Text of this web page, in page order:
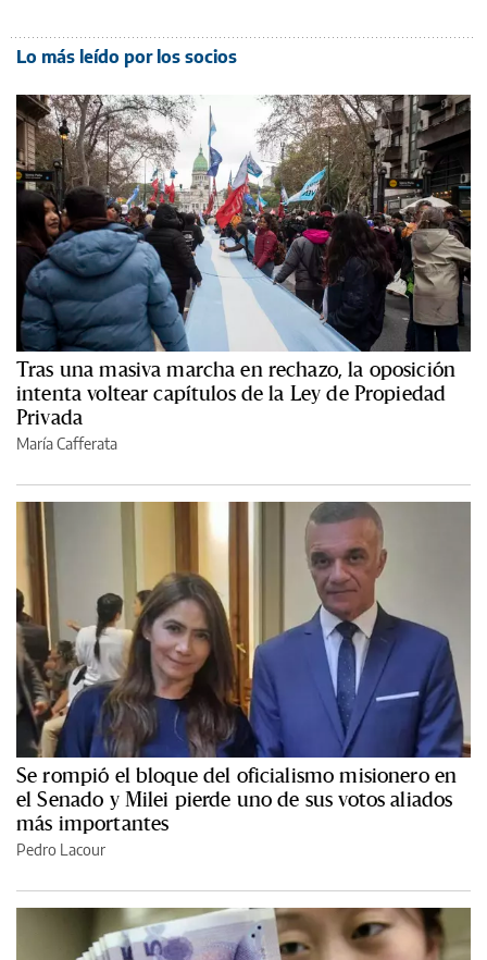
Lo más leído por los socios
Tras una masiva marcha en rechazo, la oposición
intenta voltear capítulos de la Ley de Propiedad
Privada
María Cafferata
Se rompió el bloque del oficialismo misionero en
el Senado y Milei pierde uno de sus votos aliados
más importantes
Pedro Lacour